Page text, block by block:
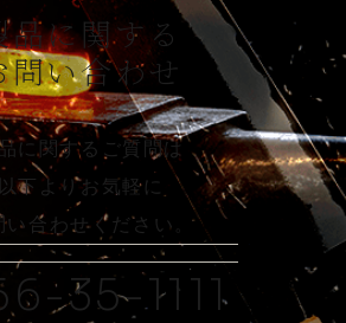
品に関する
問い合わせ
に関するご質問は
下よりお気軽に
い合わせください。
35-1111